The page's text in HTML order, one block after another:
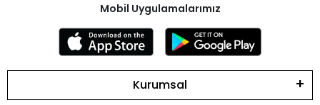
Mobil Uygulamalarımız
Kurumsal